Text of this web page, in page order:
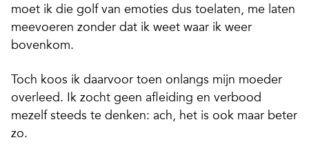
moet ik die golf van emoties dus toelaten, me laten
meevoeren zonder dat ik weet waar ik weer
bovenkom.
Toch koos ik daarvoor toen onlangs mijn moeder
overleed. Ik zocht geen afleiding en verbood
mezelf steeds te denken: ach, het is ook maar beter
zo.